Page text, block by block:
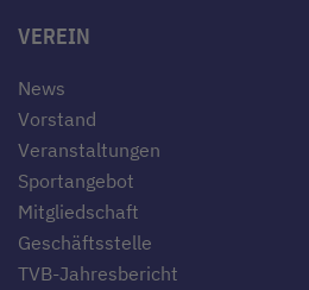
VEREIN
News
Vorstand
Veranstaltungen
Sportangebot
Mitgliedschaft
Geschäftsstelle
TVB-Jahresbericht